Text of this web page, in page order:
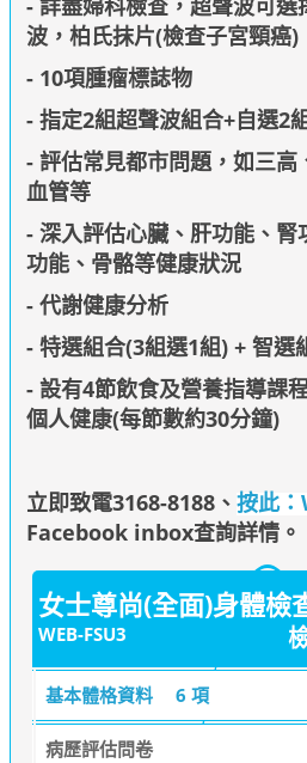
波，柏氏抹片(檢查子宮頸癌)
- 10項腫瘤標誌物
- 指定2組超聲波組合+自選2
- 評估常見都市問題，如三高
血管等
- 深入評估心臟、肝功能、腎
功能、骨骼等健康狀況
- 代謝健康分析
- 特選組合(3組選1組) + 智選
- 設有4節飲食及營養指導課
個人健康(每節數約30分鐘)
立即致電3168-8188、 按此
Facebook inbox查詢詳情。
女士尊尚(全面)身體檢
WEB-FSU3
基本體格資料 6 項
病歷評估問卷